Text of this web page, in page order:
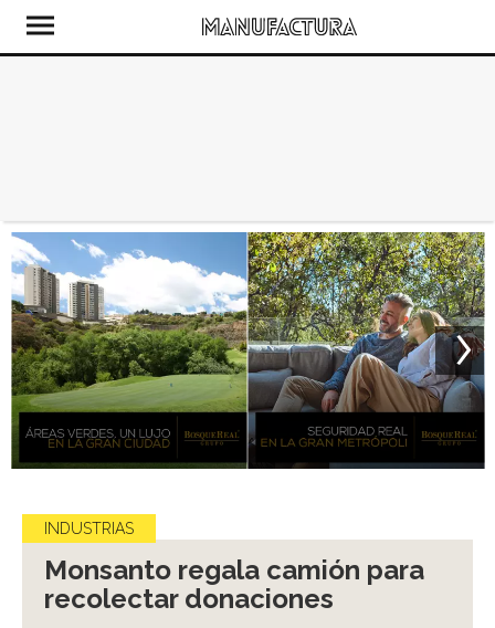
INDUSTRIAS
Monsanto regala camión para
recolectar donaciones